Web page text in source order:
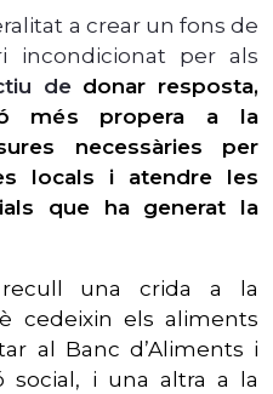
a crear un fons de
incondicionat per als
de donar resposta,
més propera a la
necessàries per
locals i atendre les
que ha generat la
una crida a la
cedeixin els aliments
al Banc d’Aliments i
social, i una altra a la